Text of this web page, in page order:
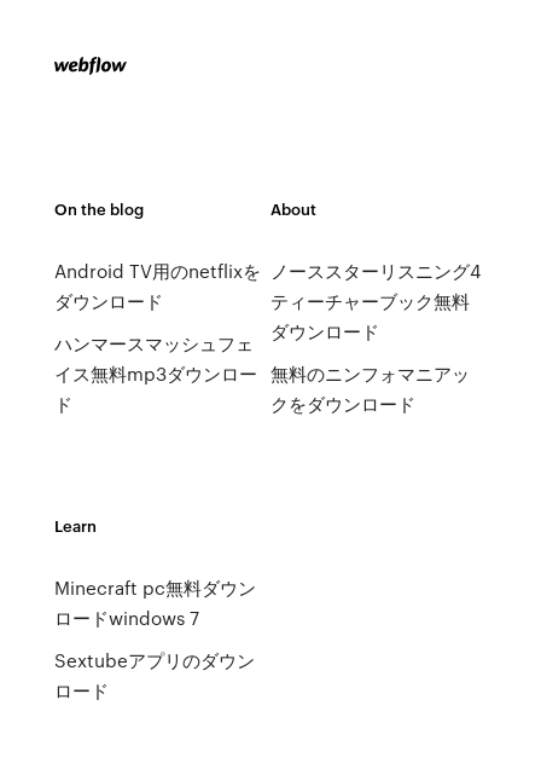
On the blog
Android TV用のnetflixを
ダウンロード
ハンマースマッシュフェ
イス無料mp3ダウンロー
ド
About
ノーススターリスニング4
ティーチャーブック無料
ダウンロード
無料のニンフォマニアッ
クをダウンロード
Learn
Minecraft pc無料ダウン
ロードwindows 7
Sextubeアプリのダウン
ロード